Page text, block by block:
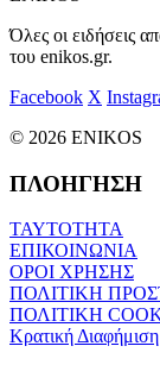
Όλες οι ειδήσεις
του enikos.gr.
Facebook X
© 2026 ENIKOS
ΠΛΟΗΓΗΣΗ
ΤΑΥΤΟΤΗΤΑ
ΕΠΙΚΟΙΝΩΝΙΑ
ΟΡΟΙ ΧΡΗΣΗΣ
ΠΟΛΙΤΙΚΗ
ΠΟΛΙΤΙΚΗ
Κρατική Διαφήμιση